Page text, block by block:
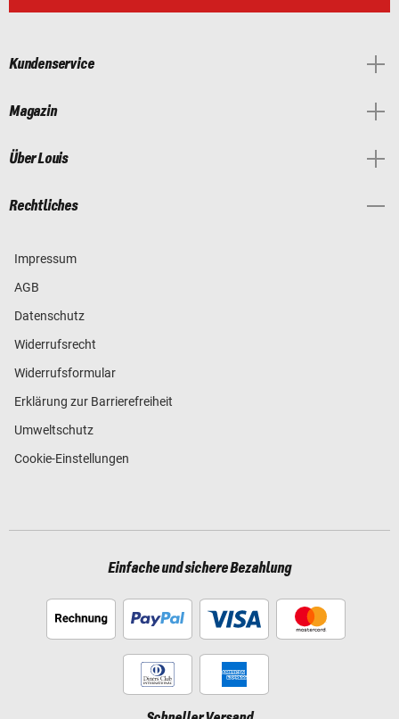
Kundenservice
Magazin
Über Louis
Rechtliches
Impressum
AGB
Datenschutz
Widerrufsrecht
Widerrufsformular
Erklärung zur Barrierefreiheit
Umweltschutz
Cookie-Einstellungen
Einfache und sichere Bezahlung